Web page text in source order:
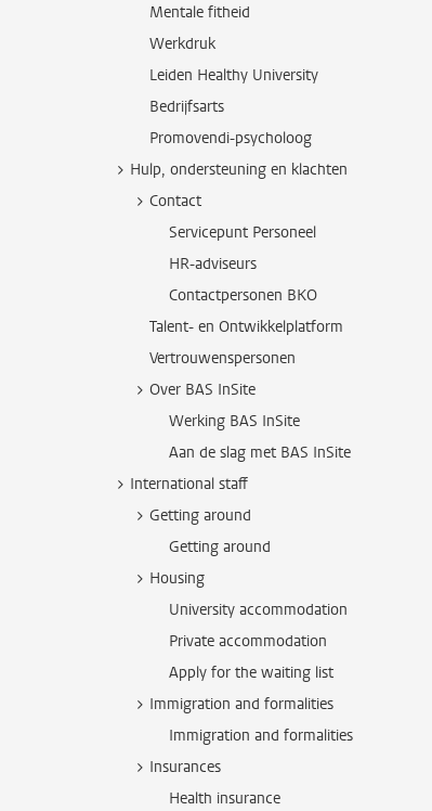
Mentale fitheid
Werkdruk
Leiden Healthy University
Bedrijfsarts
Promovendi-psycholoog
Hulp, ondersteuning en klachten
Contact
Servicepunt Personeel
HR-adviseurs
Contactpersonen BKO
Talent- en Ontwikkelplatform
Vertrouwenspersonen
Over BAS InSite
Werking BAS InSite
Aan de slag met BAS InSite
International staff
Getting around
Getting around
Housing
University accommodation
Private accommodation
Apply for the waiting list
Immigration and formalities
Immigration and formalities
Insurances
Health insurance